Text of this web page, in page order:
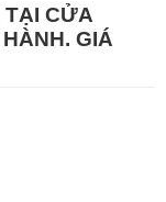
TẠI CỬA
GIÁ